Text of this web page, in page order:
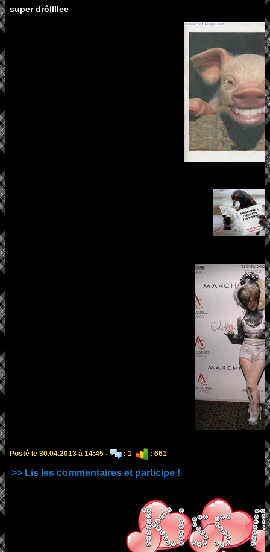
super drôllllee
Posté le 30.04.2013 à 14:45 - : 1 : 661
>> Lis les commentaires et participe !